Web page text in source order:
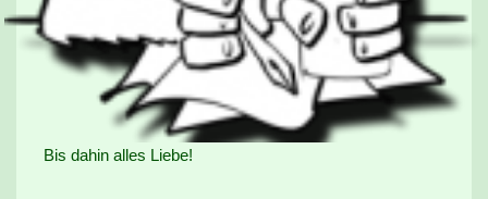
Bis dahin alles Liebe!